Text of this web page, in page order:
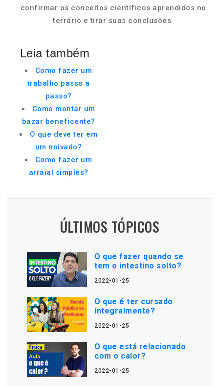
confirmar os conceitos científicos aprendidos no
terrário e tirar suas conclusões.
Leia também
Como fazer um
trabalho passo a
passo?
Como montar um
bazar beneficente?
O que deve ter em
um noivado?
Como fazer um
arraial simples?
ÚLTIMOS TÓPICOS
O que fazer quando se
tem o intestino solto?
2022-01-25
O que é ter cursado
integralmente?
2022-01-25
O que está relacionado
com o calor?
2022-01-25